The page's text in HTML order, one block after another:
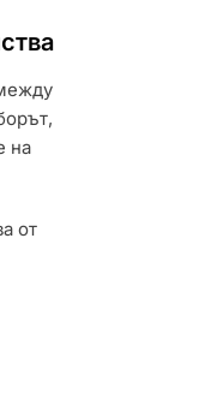
на
от